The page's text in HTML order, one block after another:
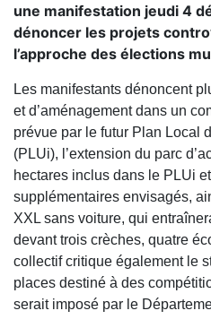
une manifestation jeudi 4
dénoncer les projets
l’approche des élections
Les manifestants dénoncent
et d’aménagement dans un
prévue par le futur Plan Local
(PLUi), l’extension du parc
hectares inclus dans le PLUi
supplémentaires envisagés,
XXL sans voiture, qui
devant trois crèches, quatre
collectif critique également le
places destiné à des
serait imposé par le